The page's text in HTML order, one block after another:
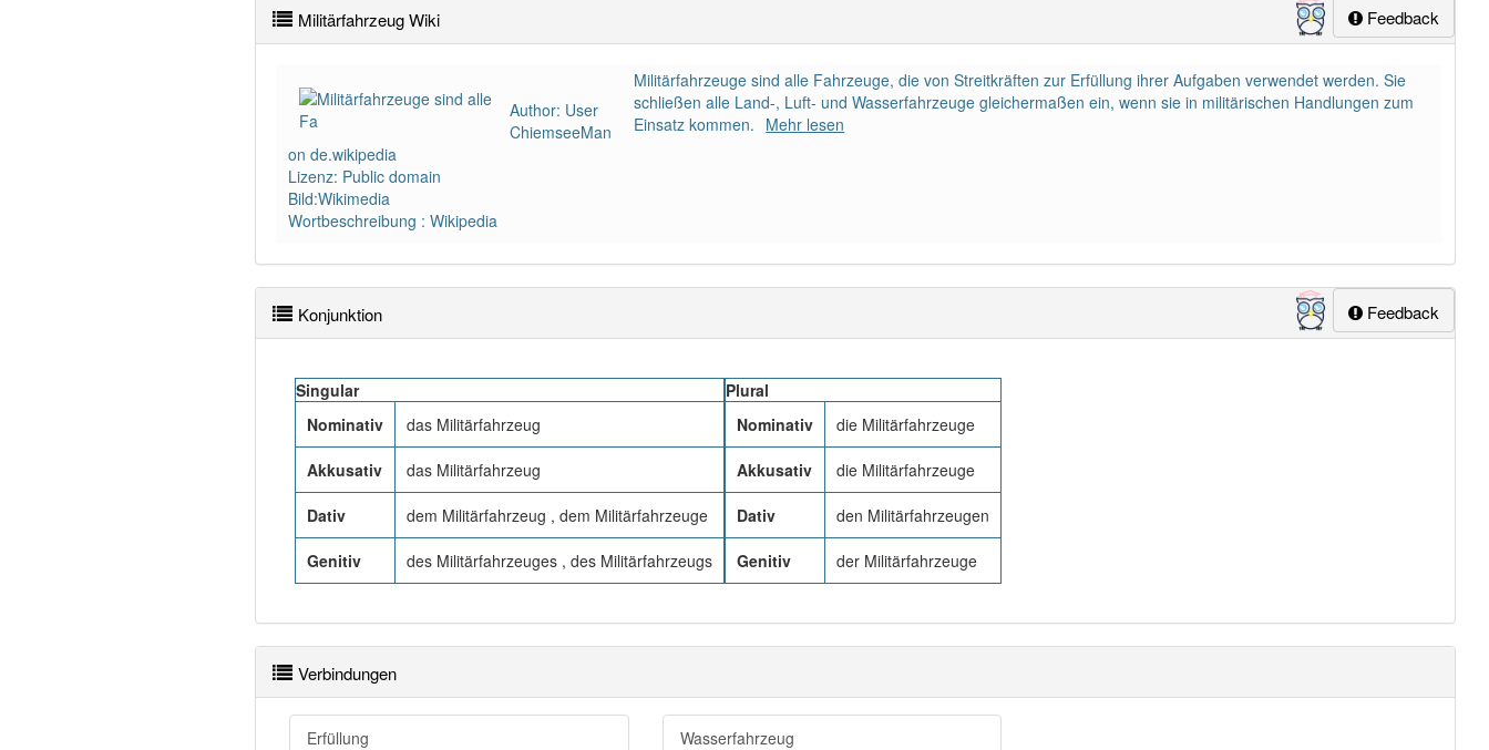
83% unserer Spielapp-Nutzer haben den Artikel korrekt erraten. Feedback
Militärfahrzeug Wiki
Author: User
ChiemseeMan
on de.wikipedia
Lizenz: Public domain
Bild:Wikimedia
Wortbeschreibung : Wikipedia
Militärfahrzeuge sind alle Fahrzeuge, die von Streitkräften zur Erfüllung ihrer Aufgaben verwendet werden. Sie
schließen alle Land-, Luft- und Wasserfahrzeuge gleichermaßen ein, wenn sie in militärischen Handlungen zum
Einsatz kommen. Mehr lesen
Feedback
Konjunktion
Singular
Nominativ
das Militärfahrzeug
Akkusativ das Militärfahrzeug
Dativ dem Militärfahrzeug , dem Militärfahrzeuge
Genitiv des Militärfahrzeuges , des Militärfahrzeugs
Plural
Nominativ
die Militärfahrzeuge
Akkusativ die Militärfahrzeuge
Dativ den Militärfahrzeugen
Genitiv der Militärfahrzeuge
Verbindungen
Erfüllung Wasserfahrzeug